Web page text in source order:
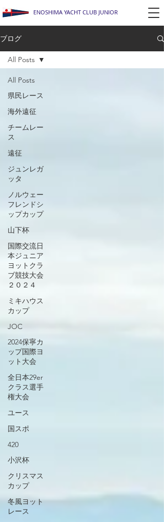
ENOSHIMA YACHT CLUB JUNIOR
ブログ
All Posts
県民レース
海外遠征
チームレー
ス
遠征
ジュンレガ
ッタ
ノルウェー
フレンドシ
ップカップ
山下杯
国際交流日
本ジュニア
ヨットクラ
ブ競技大会
２０２４
ミキハウス
カップ
JOC
2024保寧カ
ップ国際ヨ
ット大会
全日本29er
クラス選手
権大会
ユース
国スポ
420
小沢杯
クリスマス
カップ
冬風ヨット
レース
All Posts